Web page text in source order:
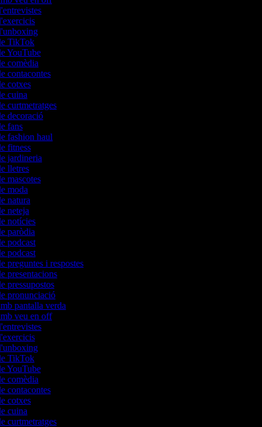
TikTok
YouTube
comèdia
contacontes
cotxes
cuina
curtmetratges
decoració
fans
fashion haul
fitness
jardineria
lletres
mascotes
moda
natura
neteja
notícies
paròdia
podcast
podcast
preguntes i respostes
presentacions
pressupostos
pronunciació
pantalla verda
veu en off
TikTok
YouTube
comèdia
contacontes
cotxes
cuina
curtmetratges